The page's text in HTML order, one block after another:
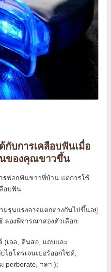
กับการเคลือบฟันเมื่อ
ของคุณขาวขึ้น
รฟอกฟันขาวที่บ้าน แต่การใช้
อบฟัน
รุนแรงอาจแตกต่างกันไปขึ้นอยู่
องพิจารณาสองตัวเลือก:
(เจล, ดินสอ, แถบและ
ฮโดรเจนเปอร์ออกไซด์,
perborate, ฯลฯ );